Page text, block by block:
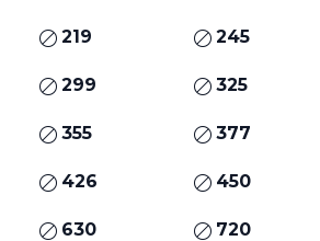
219 245
299 325
355 377
426 450
630 720